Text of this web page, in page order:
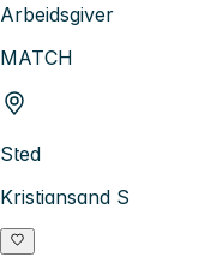
Arbeidsgiver
MATCH
Sted
Kristiansand S